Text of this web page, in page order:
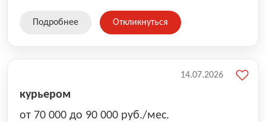
Подробнее Откликнуться
курьером
от 70 000 до 90 000 руб./мес.
14.07.2026